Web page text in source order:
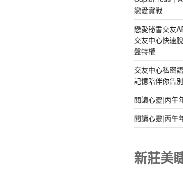
戀愛實戰
戀愛秘書交友
交友中心快速
盤特權
交友中心私密
記憶陪伴你告
閱讀心靈|丙午
閱讀心靈|丙午
新莊美